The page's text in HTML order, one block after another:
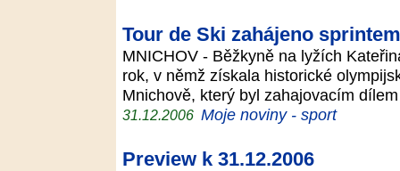
Tour de Ski zahájeno sprintem
MNICHOV - Běžkyně na lyžích
rok, v němž získala historické
Mnichově, který byl zahajovacím
31.12.2006 Moje noviny - sport
Preview k 31.12.2006